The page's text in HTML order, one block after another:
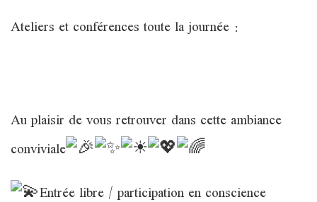
Ateliers et conférences toute la journée :
Au plaisir de vous retrouver dans cette ambiance
conviviale
Entrée libre / participation en conscience